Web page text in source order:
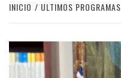
INICIO ULTIMOS PROGRAMAS